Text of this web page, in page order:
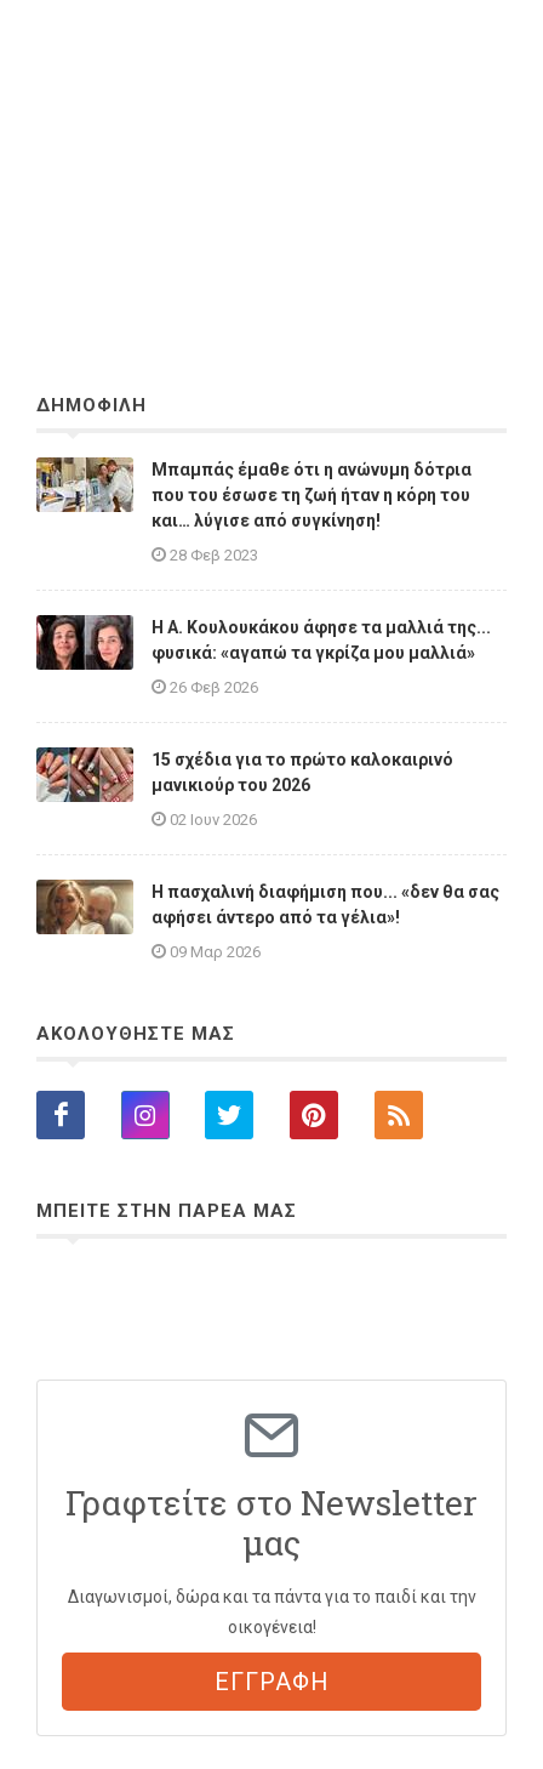
ΔΗΜΟΦΙΛΗ
Μπαμπάς έμαθε ότι η ανώνυμη δότρια
που του έσωσε τη ζωή ήταν η κόρη του
και… λύγισε από συγκίνηση!
28 Φεβ 2023
Η A. Κουλουκάκου άφησε τα μαλλιά της...
φυσικά: «αγαπώ τα γκρίζα μου μαλλιά»
26 Φεβ 2026
15 σχέδια για το πρώτο καλοκαιρινό
μανικιούρ του 2026
02 Ιουν 2026
Η πασχαλινή διαφήμιση που... «δεν θα σας
αφήσει άντερο από τα γέλια»!
09 Μαρ 2026
ΑΚΟΛΟΥΘΗΣΤΕ ΜΑΣ
ΜΠΕΙΤΕ ΣΤΗΝ ΠΑΡΕΑ ΜΑΣ
Γραφτείτε στο Newsletter
μας
Διαγωνισμοί, δώρα και τα πάντα για το παιδί και την
οικογένεια!
ΕΓΓΡΑΦΗ